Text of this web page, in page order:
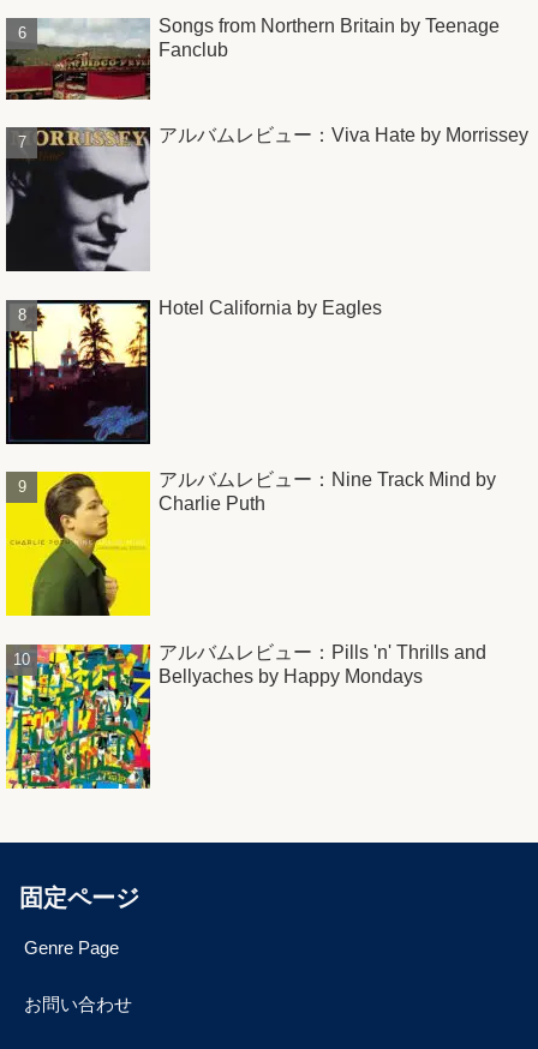
Songs from Northern Britain by Teenage
Fanclub
アルバムレビュー：Viva Hate by Morrissey
Hotel California by Eagles
アルバムレビュー：Nine Track Mind by
Charlie Puth
アルバムレビュー：Pills 'n' Thrills and
Bellyaches by Happy Mondays
固定ページ
Genre Page
お問い合わせ